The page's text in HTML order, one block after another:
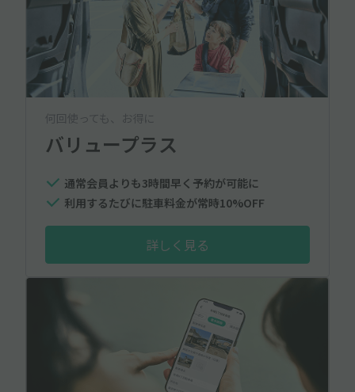
何回使っても、お得に
バリュープラス
通常会員よりも3時間早く予約が可能に
利用するたびに駐車料金が常時10%OFF
詳しく見る